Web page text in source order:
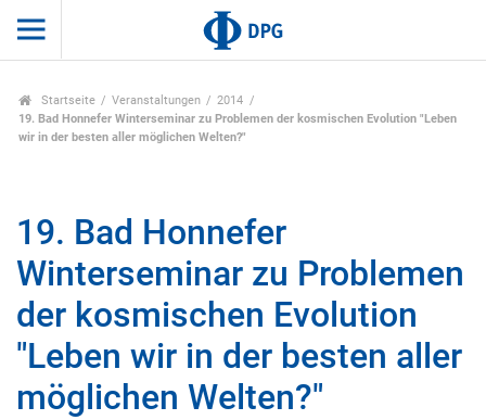
Startseite Veranstaltungen
2014
19. Bad Honnefer Winterseminar zu Problemen der kosmischen Evolution "Leben
wir in der besten aller möglichen Welten?"
19. Bad Honnefer
Winterseminar zu Problemen
der kosmischen Evolution
"Leben wir in der besten aller
möglichen Welten?"